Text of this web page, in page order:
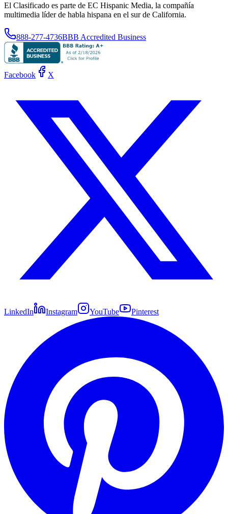
El Clasificado es parte de EC Hispanic Media, la compañía
multimedia líder de habla hispana en el sur de California.
888-277-4736BBB Accredited Business
Facebook X
LinkedIn Instagram YouTube Pinterest